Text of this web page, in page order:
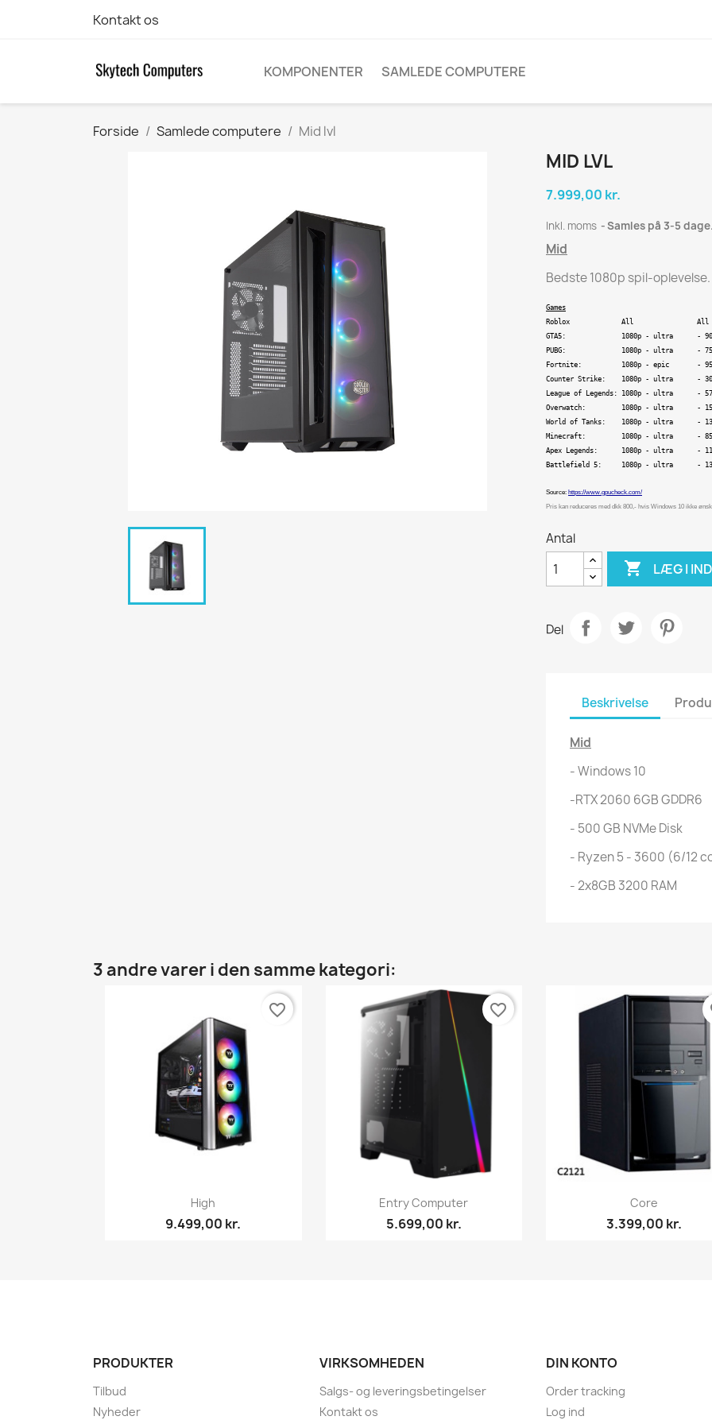
Kontakt os
KOMPONENTER SAMLEDE COMPUTERE
Forside Samlede computere Mid lvl
MID LVL
7.999,00 kr.
Inkl. moms Samles på 3-5 dage.
Mid
Bedste 1080p spil-oplevelse.
Games
Roblox             All                All
GTA5:              1080p - ultra      -
PUBG:              1080p - ultra      -
Fortnite:          1080p - epic       -
Counter Strike:    1080p - ultra      -
League of Legends: 1080p - ultra      -
Overwatch:         1080p - ultra      -
World of Tanks:    1080p - ultra      -
Minecraft:         1080p - ultra      -
Apex Legends:      1080p - ultra      -
Battlefield 5:     1080p - ultra      -
Source: https://www.gpucheck.com/
Pris kan reduceres med dkk 800,- hvis Windows 10 ikke
Antal
 LÆG I
Del
Beskrivelse
Mid
- Windows 10
-RTX 2060 6GB GDDR6
- 500 GB NVMe Disk
- Ryzen 5 - 3600 (6/12
- 2x8GB 3200 RAM
3 andre varer i den samme kategori:
Vis her
High
9.499,00 kr.
favorite_border
Vis her
Entry Computer
5.699,00 kr.
favorite_border
Vis her
Core
3.399,00 kr.
PRODUKTER
Tilbud
Nyheder
VIRKSOMHEDEN
Salgs- og leveringsbetingelser
Kontakt os
DIN KONTO
Order tracking
Log ind